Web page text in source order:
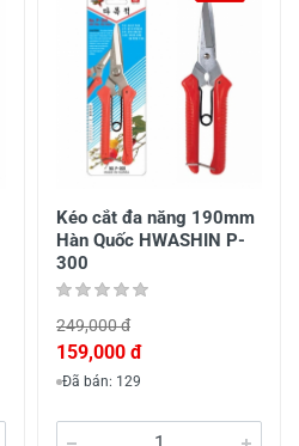
Kéo cắt đa năng 190mm
Hàn Quốc HWASHIN P-
300
249,000 đ
159,000 đ
Đã bán: 129